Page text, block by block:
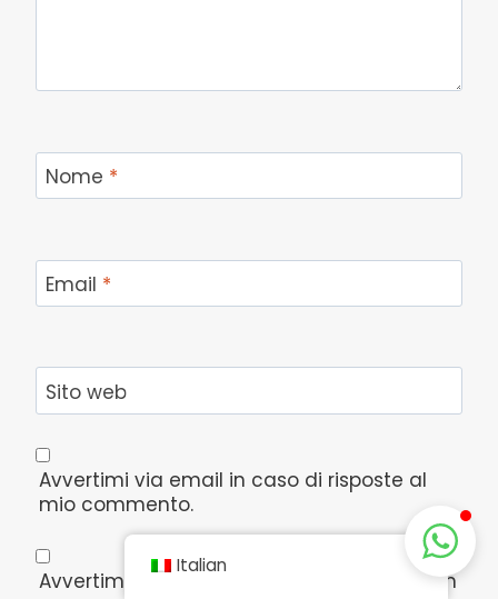
Nome *
Email *
Sito web
Avvertimi via email in caso di risposte al
mio commento.
Avvertimi via email alla pubblicazione di un
Italian